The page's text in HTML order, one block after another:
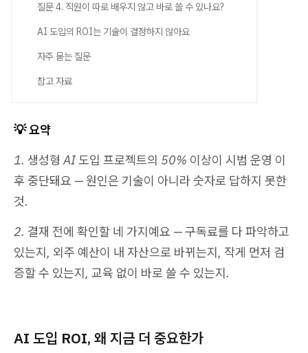
질문 4. 직원이 따로 배우지 않고 바로 쓸 수 있나요?
AI 도입의 ROI는 기술이 결정하지 않아요
자주 묻는 질문
참고 자료
💡 요약
1. 생성형 AI 도입 프로젝트의 50% 이상이 시범 운영 이
후 중단돼요 — 원인은 기술이 아니라 숫자로 답하지 못한
것.
2. 결재 전에 확인할 네 가지예요 — 구독료를 다 파악하고
있는지, 외주 예산이 내 자산으로 바뀌는지, 작게 먼저 검
증할 수 있는지, 교육 없이 바로 쓸 수 있는지.
AI 도입 ROI, 왜 지금 더 중요한가